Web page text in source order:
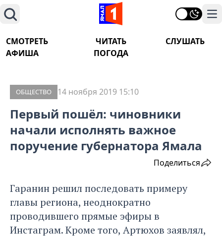
Поиск
СМОТРЕТЬ ЧИТАТЬ
СЛУШАТЬ
АФИША
ПОГОДА
ОБЩЕСТВО 14 ноября 2019 15:10
Первый пошёл: чиновники
начали исполнять важное
поручение губернатора Ямала
Поделиться
Гаранин решил последовать примеру
главы региона, неоднократно
проводившего прямые эфиры в
Инстаграм. Кроме того, Артюхов заявлял,